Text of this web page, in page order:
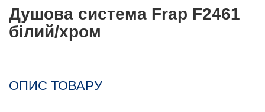
Душова система Frap F2461
білий/хром
ОПИС ТОВАРУ